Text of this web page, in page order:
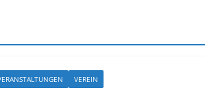
VEREIN